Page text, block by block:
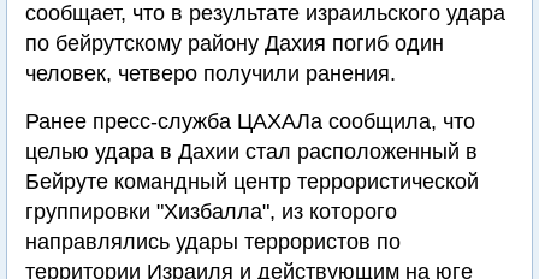
сообщает, что в результате израильского удара
по бейрутскому району Дахия погиб один
человек, четверо получили ранения.
Ранее пресс-служба ЦАХАЛа сообщила, что
целью удара в Дахии стал расположенный в
Бейруте командный центр террористической
группировки "Хизбалла", из которого
направлялись удары террористов по
территории Израиля и действующим на юге